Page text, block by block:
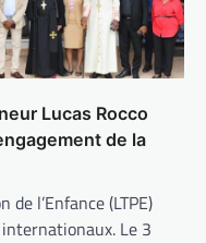
Lucas Rocco
de la
l’Enfance (LTPE)
Le 3